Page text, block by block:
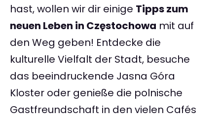
hast, wollen wir dir einige Tipps zum
neuen Leben in Częstochowa mit auf
den Weg geben! Entdecke die
kulturelle Vielfalt der Stadt, besuche
das beeindruckende Jasna Góra
Kloster oder genieße die polnische
Gastfreundschaft in den vielen Cafés